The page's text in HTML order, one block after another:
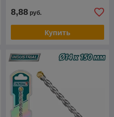
8,88 руб.
Купить